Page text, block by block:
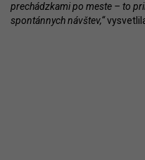
prechádzkami po meste – to
spontánnych návštev,“